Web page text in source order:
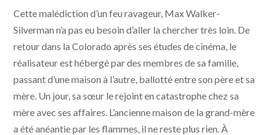
Cette malédiction d’un feu ravageur, Max Walker-
Silverman n’a pas eu besoin d’aller la chercher très loin. De
retour dans la Colorado après ses études de cinéma, le
réalisateur est hébergé par des membres de sa famille,
passant d’une maison à l’autre, ballotté entre son père et sa
mère. Un jour, sa sœur le rejoint en catastrophe chez sa
mère avec ses affaires. L’ancienne maison de la grand-mère
a été anéantie par les flammes, il ne reste plus rien. À